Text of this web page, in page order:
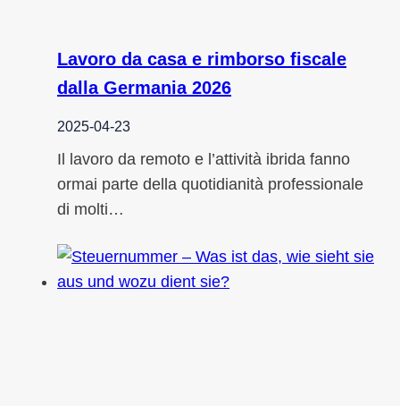
Lavoro da casa e rimborso fiscale
dalla Germania 2026
2025-04-23
Il lavoro da remoto e l’attività ibrida fanno
ormai parte della quotidianità professionale
di molti…